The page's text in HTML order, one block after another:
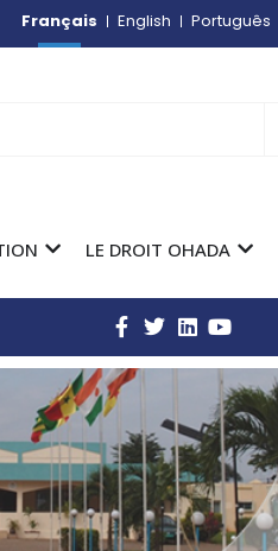
Français English Português
LE DROIT OHADA